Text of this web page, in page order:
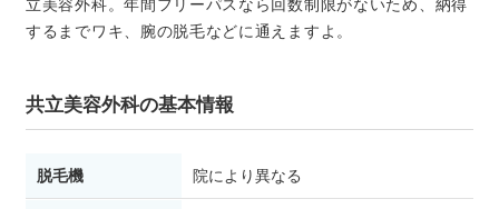
するまでワキ、腕の脱毛などに通えますよ。
共立美容外科の基本情報
脱毛機 院により異なる